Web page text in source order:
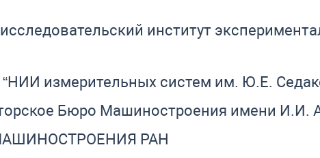
институт
измерительных систем им. Ю.Е.
Бюро Машиностроения имени И.И.
РАН